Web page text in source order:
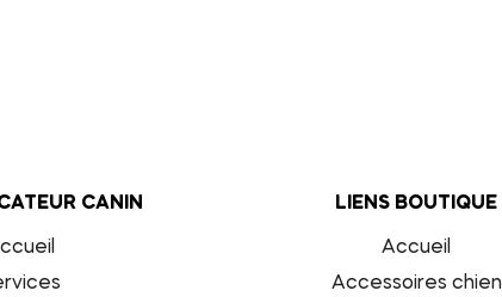
CANIN LIENS BOUTIQUE
Accueil
Accessoires chien